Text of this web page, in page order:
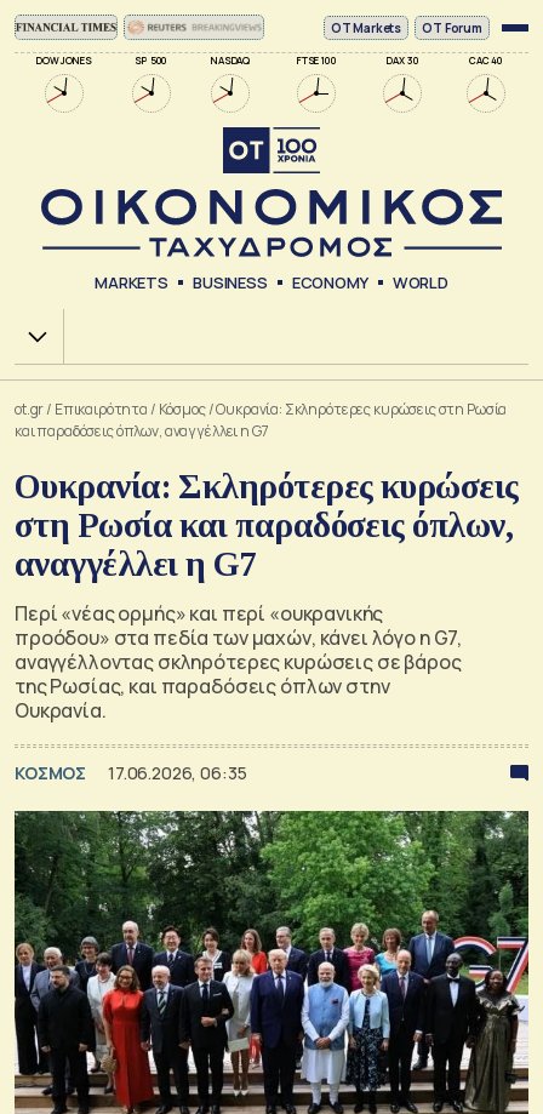
DOW JONES SP 500 NASDAQ FTSE 100 DAX 30 CAC 40
ΟΤ Markets OT Forum
MARKETS BUSINESS ECONOMY WORLD
Χ.Α.
ot.gr/ Επικαιρότητα / Κόσμος/Ουκρανία: Σκληρότερες κυρώσεις στη Ρωσία
και παραδόσεις όπλων, αναγγέλλει η G7
Ουκρανία: Σκληρότερες κυρώσεις
στη Ρωσία και παραδόσεις όπλων,
αναγγέλλει η G7
Περί «νέας ορμής» και περί «ουκρανικής
προόδου» στα πεδία των μαχών, κάνει λόγο η G7,
αναγγέλλοντας σκληρότερες κυρώσεις σε βάρος
της Ρωσίας, και παραδόσεις όπλων στην
Ουκρανία.
ΚΟΣΜΟΣ 17.06.2026, 06:35